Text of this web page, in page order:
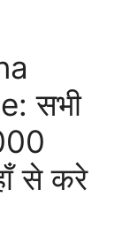
सभी
से करे